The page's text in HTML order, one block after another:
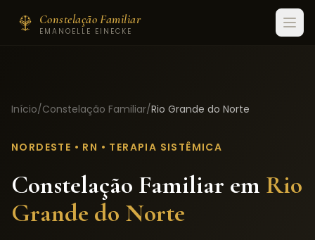
Constelação Familiar
EMANOELLE EINECKE
Início/Constelação Familiar/Rio Grande do Norte
NORDESTE • RN • TERAPIA SISTÊMICA
Constelação Familiar em Rio
Grande do Norte